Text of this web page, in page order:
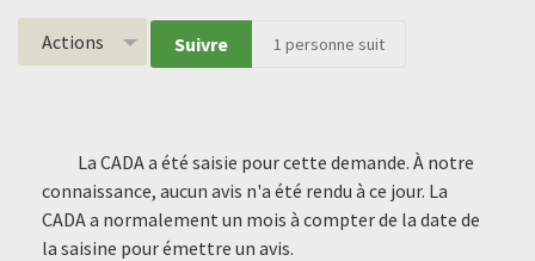
Actions Suivre 1 personne suit
La CADA a été saisie pour cette demande. À notre
connaissance, aucun avis n'a été rendu à ce jour. La
CADA a normalement un mois à compter de la date de
la saisine pour émettre un avis.